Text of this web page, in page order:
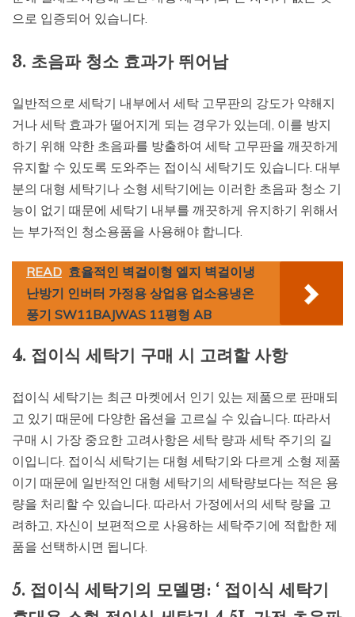
으로 입증되어 있습니다.
3. 초음파 청소 효과가 뛰어남
일반적으로 세탁기 내부에서 세탁 고무판의 강도가 약해지
거나 세탁 효과가 떨어지게 되는 경우가 있는데, 이를 방지
하기 위해 약한 초음파를 방출하여 세탁 고무판을 깨끗하게
유지할 수 있도록 도와주는 접이식 세탁기도 있습니다. 대부
분의 대형 세탁기나 소형 세탁기에는 이러한 초음파 청소 기
능이 없기 때문에 세탁기 내부를 깨끗하게 유지하기 위해서
는 부가적인 청소용품을 사용해야 합니다.
READ 효율적인 벽걸이형 엘지 벽걸이냉
난방기 인버터 가정용 상업용 업소용냉온
풍기 SW11BAJWAS 11평형 AB
4. 접이식 세탁기 구매 시 고려할 사항
접이식 세탁기는 최근 마켓에서 인기 있는 제품으로 판매되
고 있기 때문에 다양한 옵션을 고르실 수 있습니다. 따라서
구매 시 가장 중요한 고려사항은 세탁 량과 세탁 주기의 길
이입니다. 접이식 세탁기는 대형 세탁기와 다르게 소형 제품
이기 때문에 일반적인 대형 세탁기의 세탁량보다는 적은 용
량을 처리할 수 있습니다. 따라서 가정에서의 세탁 량을 고
려하고, 자신이 보편적으로 사용하는 세탁주기에 적합한 제
품을 선택하시면 됩니다.
5. 접이식 세탁기의 모델명: ‘ 접이식 세탁기